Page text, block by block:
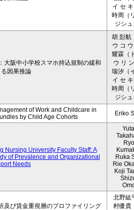
イ セ
時周（
ジシ
大阪中小学校スマホ持込規制の緩和
る因果推論
胡 彭航
ウ コ
耀霖（
ウ リ
瑞汐（
イ セ
時周（
ジシ
of Work and Childcare in
by Child Age Cohorts
Eriko
Nursing University Faculty Staff: A
of Prevalence and Organizational
Needs
Ruka
Rie
Koji
及び賃金重視層のプロファイリング
北野紘
村優貴